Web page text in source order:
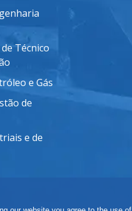
Técnico
e Gás
de
e de